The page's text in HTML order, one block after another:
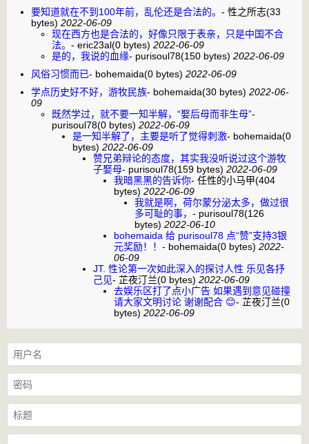
要知道就在不到100年前，乱伦还是合法的。 - 性之所志(33
bytes) 2022-06-09
现在西方也是合法的，好像只限于表亲，只是中国不合
法。 - eric23al(0 bytes) 2022-06-09
是的，我说的血缘- purisoul78(150 bytes) 2022-06-09
风俗习惯而已- bohemaida(0 bytes) 2022-06-09
学点历史好不好，游牧民族- bohemaida(30 bytes) 2022-06-
09
既然学过，就不要一知半解，“娶后母而非生母”-
purisoul78(0 bytes) 2022-06-09
是一知半解了，主要是听了觉得刺激- bohemaida(0
bytes) 2022-06-09
赞兄弟辩论的态度，其实我没听说过这个游牧
子娶母- purisoul78(159 bytes) 2022-06-09
我暗黑黑的告诉你- 任性的小马甲(404
bytes) 2022-06-09
我就是啊，荷尔蒙分泌太多，做过很
多可耻的事， - purisoul78(126
bytes) 2022-06-10
bohemaida 给 purisoul78 点“赞”支持3银
元奖励！！ - bohemaida(0 bytes) 2022-
06-09
JT. 性论第一次如此深入的探讨人性 乐见各抒
己见- 芷夜汀兰(0 bytes) 2022-06-09
去娱乐区打了点小广告 如果遇到意见碰撞
请大家文明讨论 谢谢配合 😊- 芷夜汀兰(0
bytes) 2022-06-09